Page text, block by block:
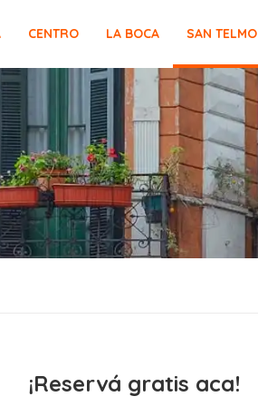
CENTRO LA BOCA SAN TELMO
¡Reservá gratis aca!